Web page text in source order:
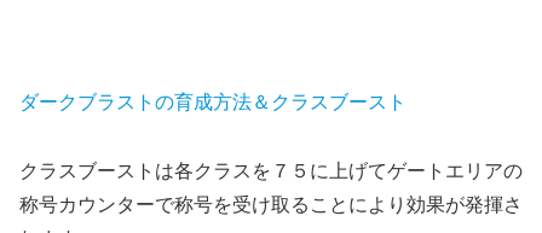
ダークブラストの育成方法＆クラスブースト
クラスブーストは各クラスを７５に上げてゲートエリアの
称号カウンターで称号を受け取ることにより効果が発揮さ